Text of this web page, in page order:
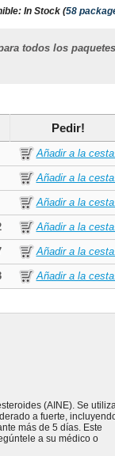
In Stock (58
todos los paquetes
Pedir!
(AINE). Se
a fuerte,
más de 5 días. Este
a su médico o